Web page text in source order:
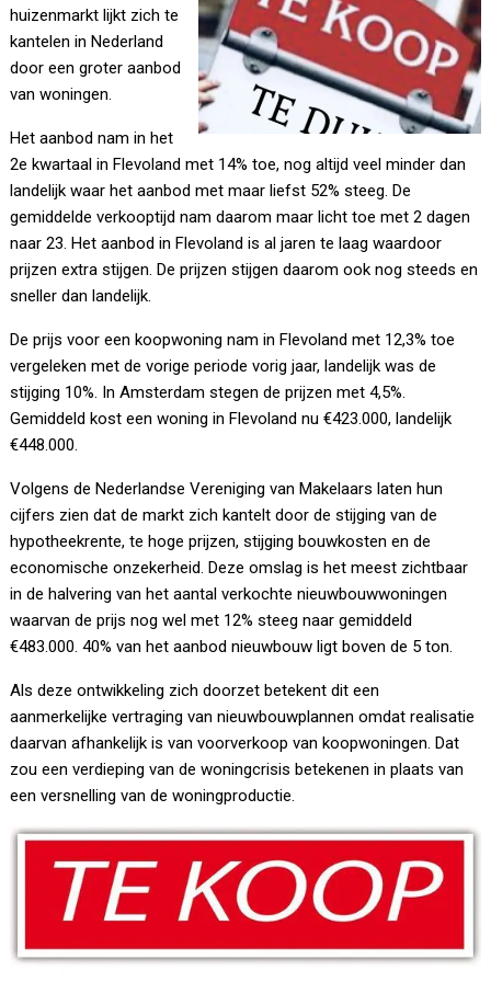
huizenmarkt lijkt zich te
kantelen in Nederland
door een groter aanbod
van woningen.
Het aanbod nam in het
2e kwartaal in Flevoland met 14% toe, nog altijd veel minder dan
landelijk waar het aanbod met maar liefst 52% steeg. De
gemiddelde verkooptijd nam daarom maar licht toe met 2 dagen
naar 23. Het aanbod in Flevoland is al jaren te laag waardoor
prijzen extra stijgen. De prijzen stijgen daarom ook nog steeds en
sneller dan landelijk.
De prijs voor een koopwoning nam in Flevoland met 12,3% toe
vergeleken met de vorige periode vorig jaar, landelijk was de
stijging 10%. In Amsterdam stegen de prijzen met 4,5%.
Gemiddeld kost een woning in Flevoland nu €423.000, landelijk
€448.000.
Volgens de Nederlandse Vereniging van Makelaars laten hun
cijfers zien dat de markt zich kantelt door de stijging van de
hypotheekrente, te hoge prijzen, stijging bouwkosten en de
economische onzekerheid. Deze omslag is het meest zichtbaar
in de halvering van het aantal verkochte nieuwbouwwoningen
waarvan de prijs nog wel met 12% steeg naar gemiddeld
€483.000. 40% van het aanbod nieuwbouw ligt boven de 5 ton.
Als deze ontwikkeling zich doorzet betekent dit een
aanmerkelijke vertraging van nieuwbouwplannen omdat realisatie
daarvan afhankelijk is van voorverkoop van koopwoningen. Dat
zou een verdieping van de woningcrisis betekenen in plaats van
een versnelling van de woningproductie.